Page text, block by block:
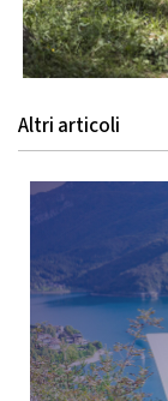
Altri articoli